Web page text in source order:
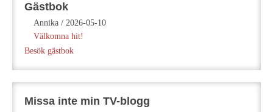
Gästbok
Annika / 2026-05-10
Välkomna hit!
Besök gästbok
Missa inte min TV-blogg